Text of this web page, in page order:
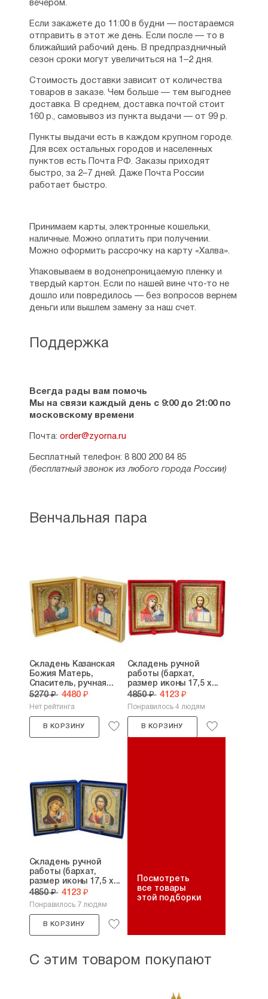
Поддержка
Всегда рады вам помочь
Мы на связи каждый день с 9:00 до 21:00 по
московскому времени
Почта: order@zyorna.ru
Бесплатный телефон: 8 800 200 84 85
(бесплатный звонок из любого города России)
вечером.
Если закажете до 11:00 в будни — постараемся
отправить в этот же день. Если после — то в
ближайший рабочий день. В предпраздничный
сезон сроки могут увеличиться на 1–2 дня.
Стоимость доставки зависит от количества
товаров в заказе. Чем больше — тем выгоднее
доставка. В среднем, доставка почтой стоит
160 р., самовывоз из пункта выдачи — от 99 р.
Пункты выдачи есть в каждом крупном городе.
Для всех остальных городов и населенных
пунктов есть Почта РФ. Заказы приходят
быстро, за 2–7 дней. Даже Почта России
работает быстро.
Принимаем карты, электронные кошельки,
наличные. Можно оплатить при получении.
Можно оформить рассрочку на карту «Халва».
Упаковываем в водонепроницаемую пленку и
твердый картон. Если по нашей вине что-то не
дошло или повредилось — без вопросов вернем
деньги или вышлем замену за наш счет.
Венчальная пара
Складень Казанская
Божия Матерь,
Спаситель, ручная...
5270 ₽ 4480 ₽
Нет рейтинга
В КОРЗИНУ
Складень ручной
работы (бархат,
размер иконы 17,5 х...
4850 ₽ 4123 ₽
Понравилось 4 людям
В КОРЗИНУ
Складень ручной
работы (бархат,
размер иконы 17,5 х...
4850 ₽ 4123 ₽
Понравилось 7 людям
В КОРЗИНУ
Посмотреть
все товары
этой подборки
С этим товаром покупают